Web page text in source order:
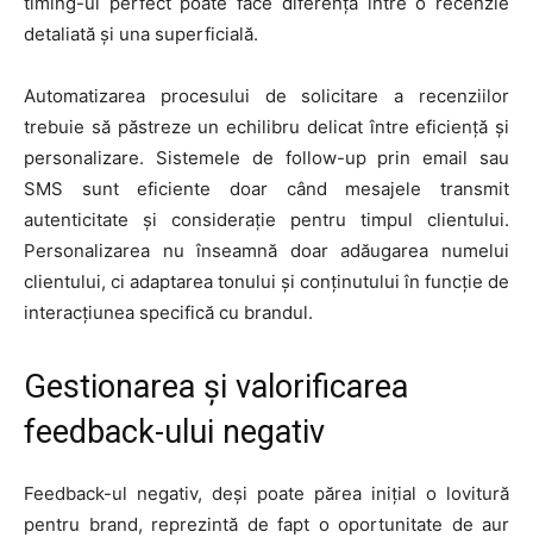
detaliată și una superficială.
Automatizarea procesului de solicitare a recenziilor
trebuie să păstreze un echilibru delicat între eficiență și
personalizare. Sistemele de follow-up prin email sau
SMS sunt eficiente doar când mesajele transmit
autenticitate și considerație pentru timpul clientului.
Personalizarea nu înseamnă doar adăugarea numelui
clientului, ci adaptarea tonului și conținutului în funcție de
interacțiunea specifică cu brandul.
Gestionarea și valorificarea
feedback-ului negativ
Feedback-ul negativ, deși poate părea inițial o lovitură
pentru brand, reprezintă de fapt o oportunitate de aur